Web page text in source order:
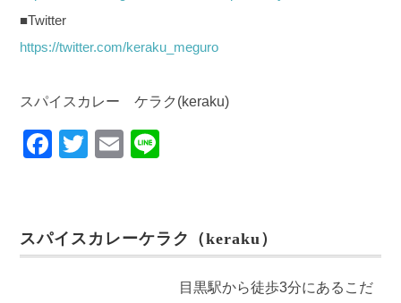
■Twitter
https://twitter.com/keraku_meguro
スパイスカレー ケラク(keraku)
F
e
b
T
er
E
スパイスカレーケラク（keraku）
目黒駅から徒歩3分にあるこだ